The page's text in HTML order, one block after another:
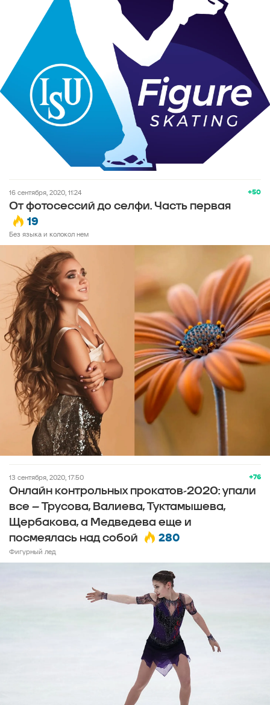
+50
16 сентября, 2020, 11:24
От фотосессий до селфи. Часть первая
19
Без языка и колокол нем
+76
13 сентября, 2020, 17:50
Онлайн контрольных прокатов-2020: упали
все – Трусова, Валиева, Туктамышева,
Щербакова, а Медведева еще и
посмеялась над собой
280
Фигурный лед